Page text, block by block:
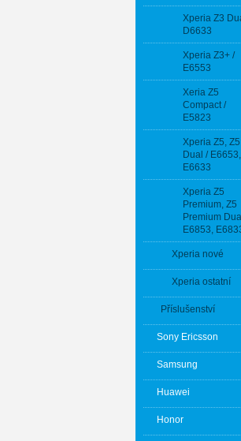
Xperia Z3
D6633
Xperia Z3+ /
E6553
Xeria Z5
Compact /
E5823
Xperia Z5, Z5
Dual / E6653,
E6633
Xperia Z5
Premium, Z5
Premium
E6853,
Xperia nové
Xperia ostatní
Příslušenství
Sony Ericsson
Samsung
Huawei
Honor